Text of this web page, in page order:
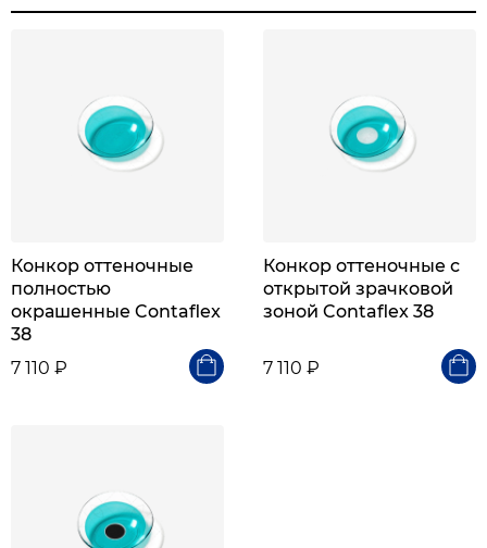
Конкор оттеночные
полностью
окрашенные Contaflex
38
7 110 ₽
Конкор оттеночные с
открытой зрачковой
зоной Contaflex 38
7 110 ₽